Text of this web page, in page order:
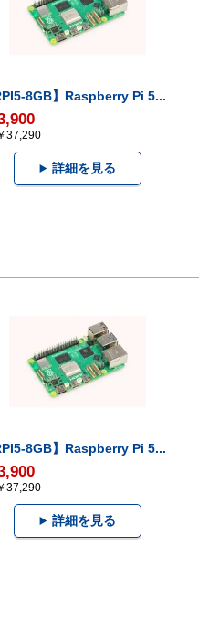
8GB】Raspberry Pi 5...
37,290
詳細を見る
8GB】Raspberry Pi 5...
37,290
詳細を見る